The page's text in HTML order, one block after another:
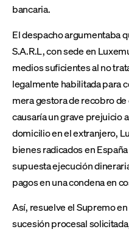
bancaria.
El despacho argumentaba
S.A.R.L, con sede en
medios suficientes al no
legalmente habilitada para
mera gestora de recobro de
causaría un grave prejuicio
domicilio en el extranjero,
bienes radicados en
supuesta ejecución
pagos en una condena en
Así, resuelve el Supremo
sucesión procesal